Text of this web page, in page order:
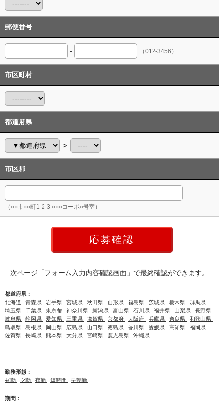
郵便番号
- （012-3456）
市区町村
都道府県
＞
市区郡
（○○市○○町1-2-3 ○○○コーポ○号室）
次ページ「フォーム入力内容確認画面」で最終確認ができます。
都道府県：
北海道
青森県 岩手県 宮城県 秋田県 山形県 福島県 茨城県 栃木県
群馬県
埼玉県
千葉県 東京都 神奈川県 新潟県 富山県 石川県 福井県 山梨県
長野県
岐阜県
静岡県 愛知県 三重県 滋賀県 京都府 大阪府 兵庫県 奈良県
和歌山県
鳥取県
島根県 岡山県 広島県 山口県 徳島県 香川県 愛媛県 高知県
福岡県
佐賀県
長崎県 熊本県 大分県 宮崎県 鹿児島県 沖縄県
勤務形態：
昼勤
夕勤 夜勤 短時間 早朝勤
期間：